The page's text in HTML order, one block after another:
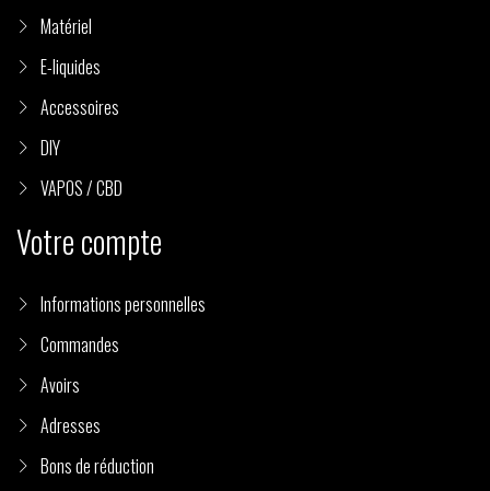
Matériel
E-liquides
Accessoires
DIY
VAPOS / CBD
Votre compte
Informations personnelles
Commandes
Avoirs
Adresses
Bons de réduction